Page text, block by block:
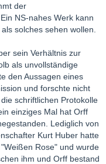
der
NS-nahes Werk kann
solches sehen wollen.
sein Verhältnis zur
als unvollständige
den Aussagen eines
und forschte nicht
schriftlichen Protokolle
einziges Mal hat Orff
Lediglich von
Kurt Huber hatte
Rose" und wurde
ihm und Orff bestand